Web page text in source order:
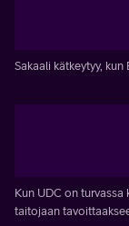
Sakaali kätkeytyy,
Kun UDC on turvassa
taitojaan